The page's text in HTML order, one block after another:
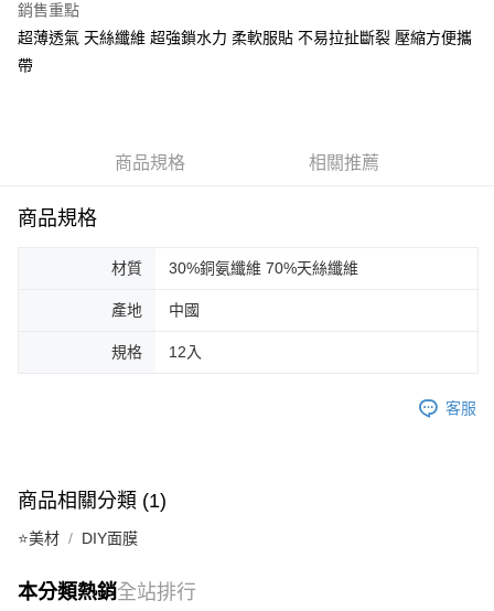
【「AFTEE先享後付」結帳流程】
１．於結帳方式選擇「AFTEE先享後付」後，將跳轉至「AFTEE先享後付」
結帳頁面，進行簡訊認證並確認金額後，即可完成結帳。
購買商品的店家。未經商家同意取消之訂單仍視為有效，需透過AFTEE先享
是否繳費成功／繳費後需取消欲退款等相關疑問，請聯繫「AFTEE先享後付
易，需依本服務之必要範圍內提供個人資料，並將交易相關給付款項請求債
２．關於個人資料處理事宜，請瀏覽以下網址：
「AFTEE先享後付」，若未經同意申辦者引起之損失，本公司不負相關責
請求用戶進行身份認證。
５．嚴禁一人註冊多個帳號或使用他人資訊註冊。若發現惡意使用之情形，
恩沛科技股份有限公司將有權停止該用戶之使用額度並採取法律行動。
每筆NT$65，滿NT$499(含以上)免運費
付款後全家取貨
每筆NT$65，滿NT$499(含以上)免運費
每筆NT$65，滿NT$499(含以上)免運費
每筆NT$85，滿NT$499(含以上)免運費
查看運費
銷售重點
超薄透氣 天絲纖維 超強鎖水力 柔軟服貼 不易拉扯斷裂 壓縮方便攜
帶
商品規格 相關推薦
商品規格
材質 30%銅氨纖維 70%天絲纖維
產地 中國
規格 12入
客服
商品相關分類 (1)
⭐美材 DIY面膜
本分類熱銷全站排行